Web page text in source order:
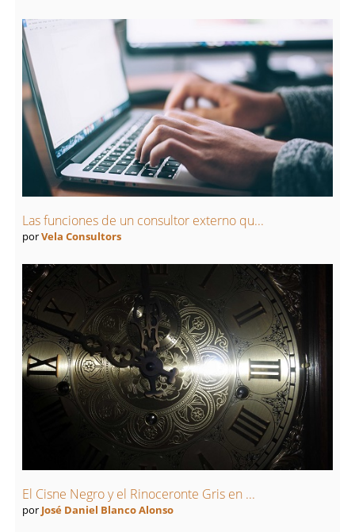
Las funciones de un consultor externo qu...
porVela Consultors
El Cisne Negro y el Rinoceronte Gris en ...
por José Daniel Blanco Alonso